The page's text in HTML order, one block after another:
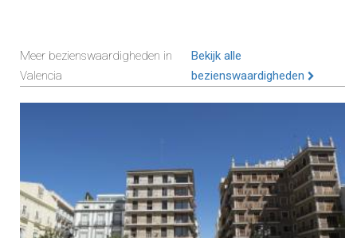
Meer bezienswaardigheden in
Valencia
Bekijk alle
bezienswaardigheden